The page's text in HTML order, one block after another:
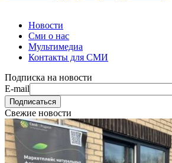
Новости
Сми о нас
Мультимедиа
Контакты для СМИ
Подписка на новости
E-mail
Свежие новости